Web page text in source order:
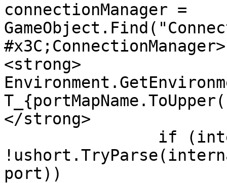
connectionManager =
<strong>
</strong>
port))